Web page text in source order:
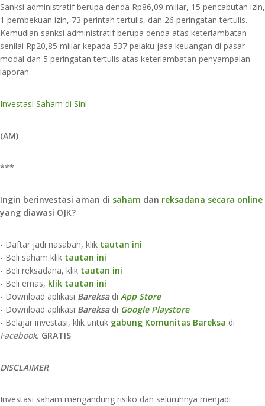
Sanksi administratif berupa denda Rp86,09 miliar, 15 pencabutan izin,
1 pembekuan izin, 73 perintah tertulis, dan 26 peringatan tertulis.
Kemudian sanksi administratif berupa denda atas keterlambatan
senilai Rp20,85 miliar kepada 537 pelaku jasa keuangan di pasar
modal dan 5 peringatan tertulis atas keterlambatan penyampaian
laporan.
Investasi Saham di Sini
(AM)
***
Ingin berinvestasi aman di saham dan reksadana secara online
yang diawasi OJK?
- Daftar jadi nasabah, klik tautan ini
- Beli saham klik tautan ini
- Beli reksadana, klik tautan ini
- Beli emas, klik tautan ini
- Download aplikasi Bareksa di App Store​
- Download aplikasi Bareksa di Google Playstore
- Belajar investasi, klik untuk gabung Komunitas Bareksa di
Facebook. GRATIS
DISCLAIMER​​​​​
Investasi saham mengandung risiko dan seluruhnya menjadi